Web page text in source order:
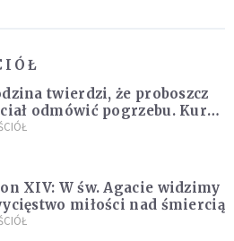
twierdzi, że proboszcz
odmówić pogrzebu. Kuria
wyjaśnienia
XIV: W św. Agacie widzimy
miłości nad śmiercią